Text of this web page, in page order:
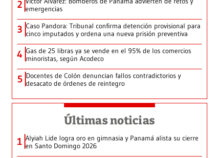
2 emergencias
3 Caso Pandora: Tribunal confirma detención provisional para
cinco imputados y ordena una nueva prisión preventiva
4 Gas de 25 libras ya se vende en el 95% de los comercios
minoristas, según Acodeco
5 Docentes de Colón denuncian fallos contradictorios y
desacato de órdenes de reintegro
Últimas noticias
1 Alyiah Lide logra oro en gimnasia y Panamá alista su cierre
en Santo Domingo 2026